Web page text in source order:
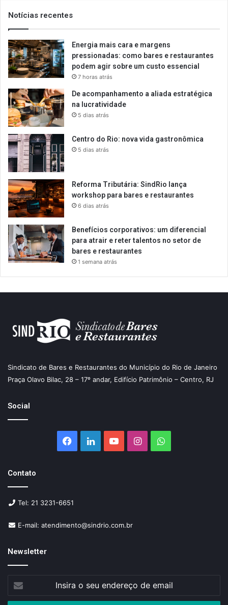
Notícias recentes
Energia mais cara e margens
pressionadas: como bares e restaurantes
podem agir sobre um custo essencial
7 horas atrás
De acompanhamento a aliada estratégica
na lucratividade
5 dias atrás
Centro do Rio: nova vida gastronômica
5 dias atrás
Reforma Tributária: SindRio lança
workshop para bares e restaurantes
6 dias atrás
Benefícios corporativos: um diferencial
para atrair e reter talentos no setor de
bares e restaurantes
1 semana atrás
Sindicato de Bares e Restaurantes do Município do Rio de Janeiro
Praça Olavo Bilac, 28 – 17º andar, Edifício Patrimônio – Centro, RJ
Social
Facebook
LinkedinYouTubeInstagramWhatsApp
Contato
Tel: 21 3231-6651
E-mail: atendimento@sindrio.com.br
Newsletter
seu